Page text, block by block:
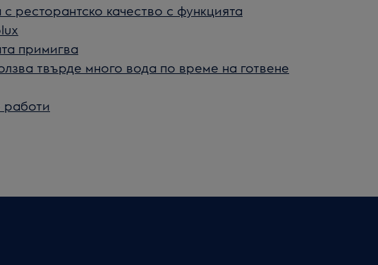
ресторантско качество с функцията
примигва
твърде много вода по време на готвене
работи